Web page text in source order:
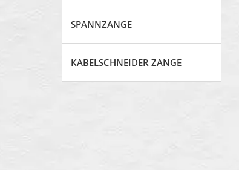
SPANNZANGE
KABELSCHNEIDER ZANGE